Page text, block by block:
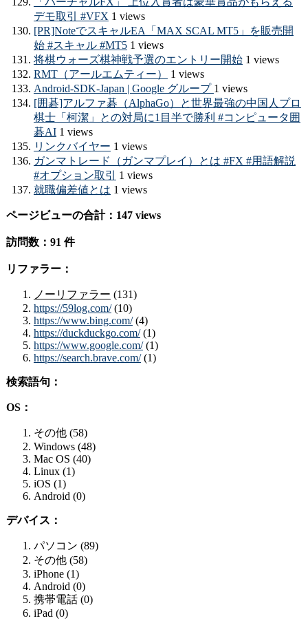
デモ取引 #VFX 1 views
[PR]NoteでスキャルEA「MAX SCAL MT5」を販売開
始 #スキャル #MT51 views
将棋ウォーズ棋神戦予選のエントリー開始1 views
RMT（アールエムティー）
1 views
Android-SDK-Japan | Google グループ 1 views
[囲碁]アルファ碁（AlphaGo）と世界最強の中国人プロ
棋士「柯潔」との対局に1目半で勝利 #コンピュータ囲
碁AI1 views
リンクバイヤー 1 views
ガンマトレード（ガンマプレイ）とは #FX #用語解説
#オプション取引
1 views
就職偏差値とは 1 views
ページビューの合計：147 views
訪問数：91 件
リファラー：
ノーリファラー (131)
https://59log.com/(10)
https://www.bing.com/(4)
https://duckduckgo.com/(1)
https://www.google.com/(1)
https://search.brave.com/(1)
検索語句：
OS：
その他 (58)
Windows (48)
Mac OS (40)
Linux (1)
iOS (1)
Android (0)
デバイス：
パソコン (89)
その他 (58)
iPhone (1)
Android (0)
携帯電話 (0)
iPad (0)